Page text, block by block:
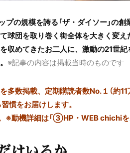
の規模を誇る「ザ・ダイソー」の
球団を取り巻く街全体を大きく変
収めてきたお二人に、激動の21世
※記事の内容は掲載当時のものです
多数掲載、定期購読者数No.１（約
慣をお届けします。
※動機詳細は「③HP・WEB chichiを